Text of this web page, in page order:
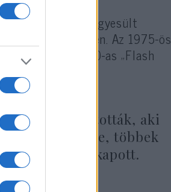
és az Egyesült
című Bond-filmben. Az 1975-ös
emellett az 1980-as „Flash
azonosították, aki
világszerte, többek
jelölést kapott.